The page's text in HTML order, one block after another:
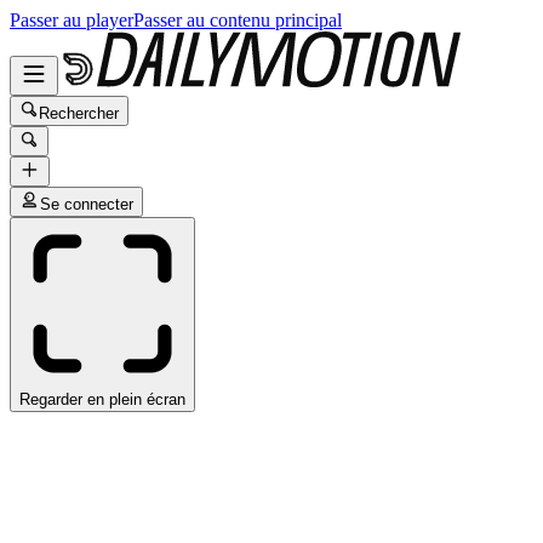
Passer au playerPasser au contenu principal
Rechercher
Se connecter
Regarder en plein écran